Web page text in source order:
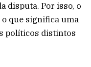
disputa. Por isso, o
o que significa uma
políticos distintos